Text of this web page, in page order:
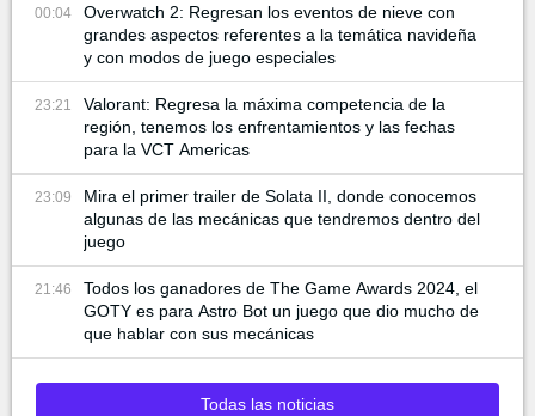
00:04
Overwatch 2: Regresan los eventos de nieve con
grandes aspectos referentes a la temática navideña
y con modos de juego especiales
23:21
Valorant: Regresa la máxima competencia de la
región, tenemos los enfrentamientos y las fechas
para la VCT Americas
23:09
Mira el primer trailer de Solata II, donde conocemos
algunas de las mecánicas que tendremos dentro del
juego
21:46
Todos los ganadores de The Game Awards 2024, el
GOTY es para Astro Bot un juego que dio mucho de
que hablar con sus mecánicas
Todas las noticias